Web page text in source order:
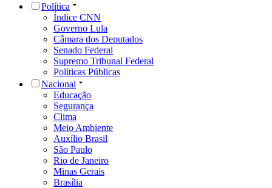
Política
Índice CNN
Governo Lula
Câmara dos Deputados
Senado Federal
Supremo Tribunal Federal
Políticas Públicas
Nacional
Educação
Segurança
Clima
Meio Ambiente
Auxílio Brasil
São Paulo
Rio de Janeiro
Minas Gerais
Brasília